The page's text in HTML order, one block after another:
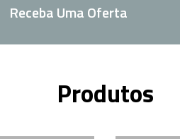
Receba Uma Oferta
Produtos